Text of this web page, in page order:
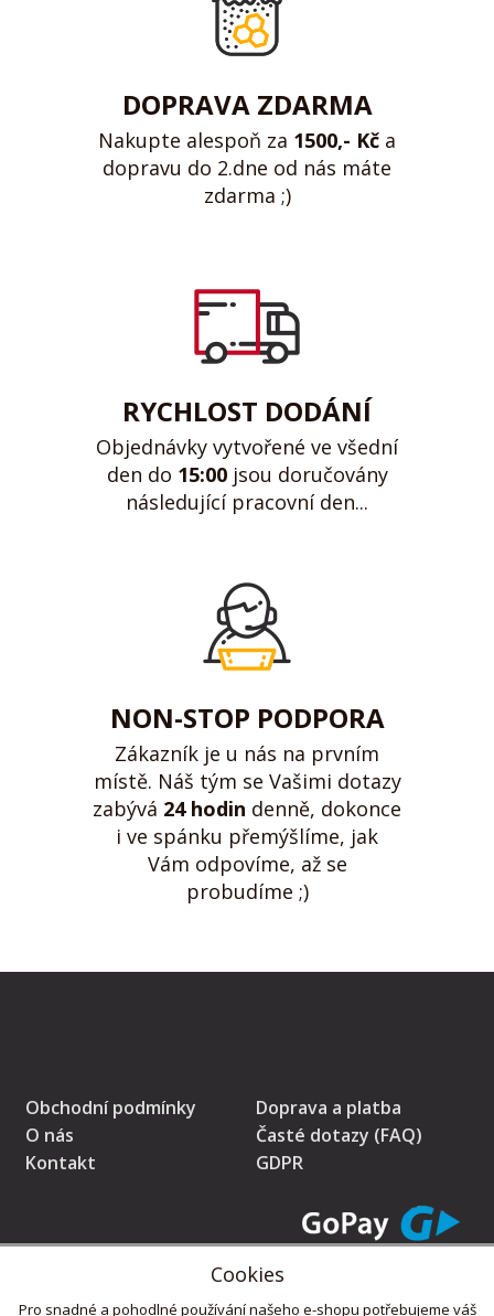
Cookies
Pro snadné a pohodlné používání našeho e-shopu potřebujeme váš
DOPRAVA ZDARMA
Nakupte alespoň za 1500,- Kč a
dopravu do 2.dne od nás máte
zdarma ;)
RYCHLOST DODÁNÍ
Objednávky vytvořené ve všední
den do 15:00jsou doručovány
následující pracovní den...
NON-STOP PODPORA
Zákazník je u nás na prvním
místě. Náš tým se Vašimi dotazy
zabývá 24 hodin denně, dokonce
i ve spánku přemýšlíme, jak
Vám odpovíme, až se
probudíme ;)
Obchodní podmínky
O nás
Kontakt
Doprava a platba
Časté dotazy (FAQ)
GDPR